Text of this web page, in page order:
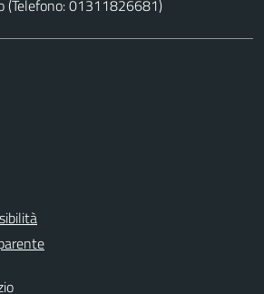
(Telefono: 01311826681)